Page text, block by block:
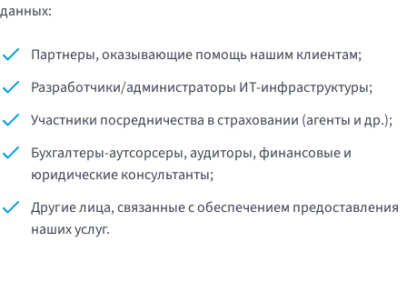
данных:
Партнеры, оказывающие помощь нашим клиентам;
Разработчики/администраторы ИТ-инфраструктуры;
Участники посредничества в страховании (агенты и др.);
Бухгалтеры-аутсорсеры, аудиторы, финансовые и
юридические консультанты;
Другие лица, связанные с обеспечением предоставления
наших услуг.